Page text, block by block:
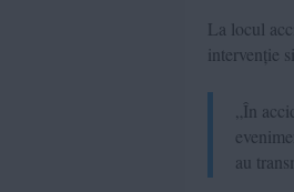
La locul
intervenție
„În
au